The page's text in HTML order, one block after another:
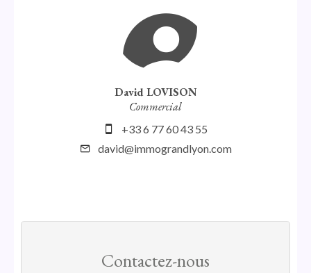
David LOVISON
Commercial
+33 6 77 60 43 55
david@immograndlyon.com
Contactez-nous